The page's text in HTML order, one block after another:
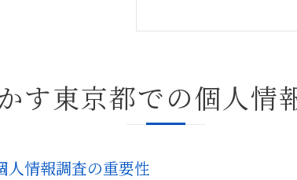
都市特有の課
探偵が語る東
探偵が提供す
法の枠内で探偵が
す東京都での個人情
人情報調査の重要性